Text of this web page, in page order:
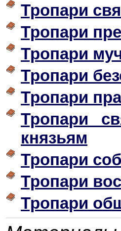
Тропари
Тропари
Тропари
Тропари
Тропари
Тропари
князьям
Тропари
Тропари
Тропари